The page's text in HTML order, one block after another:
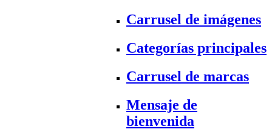
Carrusel de imágenes
Categorías principales
Carrusel de marcas
Mensaje de
bienvenida